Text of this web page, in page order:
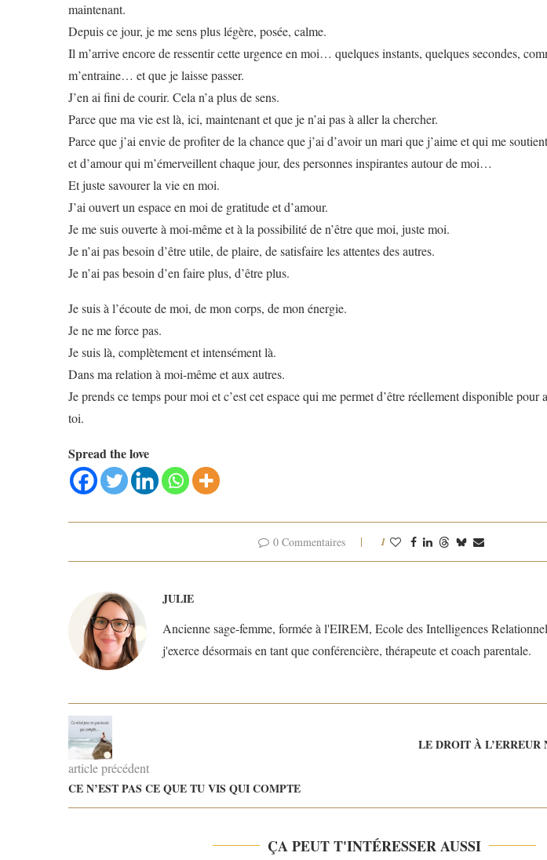
maintenant.
Depuis ce jour, je me sens plus légère, posée, calme.
Il m’arrive encore de ressentir cette urgence en moi… quelques instants, quelques secondes,
m’entraine… et que je laisse passer.
J’en ai fini de courir. Cela n’a plus de sens.
Parce que ma vie est là, ici, maintenant et que je n’ai pas à aller la chercher.
Parce que j’ai envie de profiter de la chance que j’ai d’avoir un mari que j’aime et qui me
et d’amour qui m’émerveillent chaque jour, des personnes inspirantes autour de moi…
Et juste savourer la vie en moi.
J’ai ouvert un espace en moi de gratitude et d’amour.
Je me suis ouverte à moi-même et à la possibilité de n’être que moi, juste moi.
Je n’ai pas besoin d’être utile, de plaire, de satisfaire les attentes des autres.
Je n’ai pas besoin d’en faire plus, d’être plus.
Je suis à l’écoute de moi, de mon corps, de mon énergie.
Je ne me force pas.
Je suis là, complètement et intensément là.
Dans ma relation à moi-même et aux autres.
Je prends ce temps pour moi et c’est cet espace qui me permet d’être réellement disponible pour
toi.
Spread the love
0 Commentaires 1
JULIE
Ancienne sage-femme, formée à l'EIREM, Ecole des Intelligences
j'exerce désormais en tant que conférencière, thérapeute et coach parentale.
article précédent
CE N’EST PAS CE QUE TU VIS QUI COMPTE
LE DROIT À L’ERREUR
ÇA PEUT T'INTÉRESSER AUSSI